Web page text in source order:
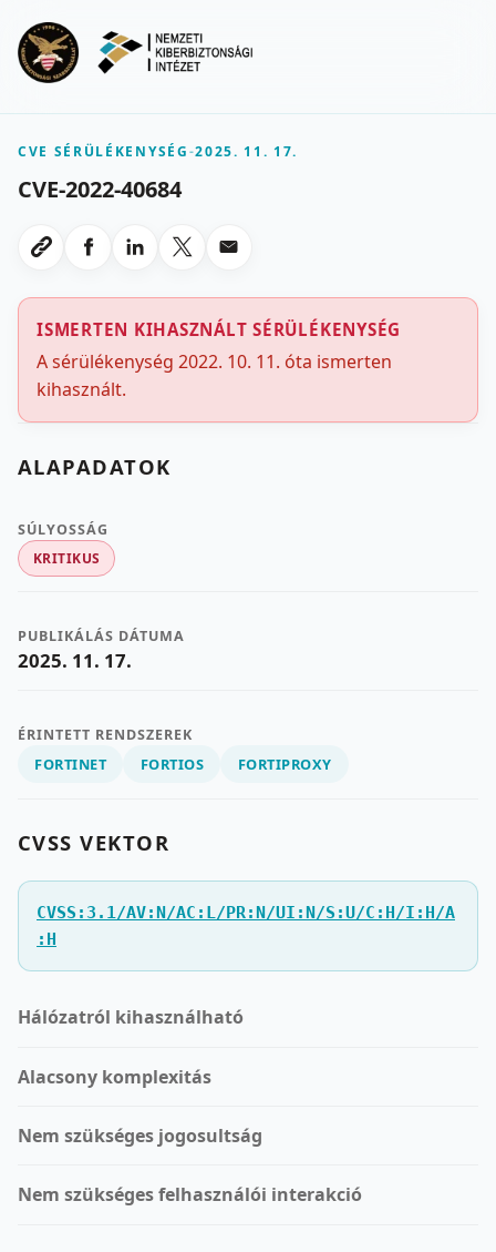
CVE SÉRÜLÉKENYSÉG-2025. 11. 17.
CVE-2022-40684
Link masolasa
Megosztas Facebookon
Megosztas LinkedInen
Megosztas X-en
Megosztas emailben
ISMERTEN KIHASZNÁLT SÉRÜLÉKENYSÉG
A sérülékenység 2022. 10. 11. óta ismerten
kihasznált.
ALAPADATOK
SÚLYOSSÁG
KRITIKUS
PUBLIKÁLÁS DÁTUMA
2025. 11. 17.
ÉRINTETT RENDSZEREK
FORTINET FORTIOS FORTIPROXY
CVSS VEKTOR
CVSS:3.1/AV:N/AC:L/PR:N/UI:N/S:U/C:H/I:H/A
:H
Hálózatról kihasználható
Alacsony komplexitás
Nem szükséges jogosultság
Nem szükséges felhasználói interakció